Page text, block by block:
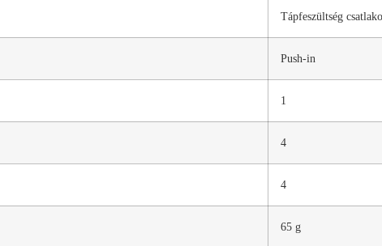
Tápfeszültség
Push-in
1
4
4
65 g